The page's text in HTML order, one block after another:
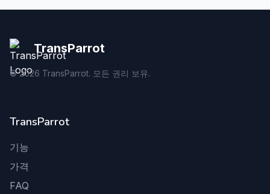
TransParrot
©2026 TransParrot. 모든 권리 보유.
TransParrot
기능
가격
FAQ